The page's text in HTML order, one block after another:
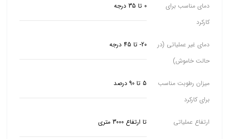
دمای مناسب برای
کارکرد
0 تا 35 درجه
دمای غیر عملیاتی (در
حالت خاموش)
20- تا 45 درجه
میزان رطوبت مناسب
برای کارکرد
5 تا 90 درصد
ارتفاع عملیاتی تا ارتفاع 3000 متری